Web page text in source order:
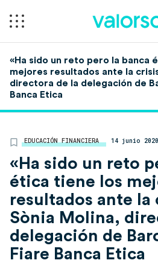
«Ha sido un reto pero la banca
mejores resultados ante la
directora de la delegación de
Banca Etica
EDUCACIÓN FINANCIERA 14 junio 2020
«Ha sido un reto
ética tiene los
resultados ante la
Sònia Molina,
delegación de
Fiare Banca Etica